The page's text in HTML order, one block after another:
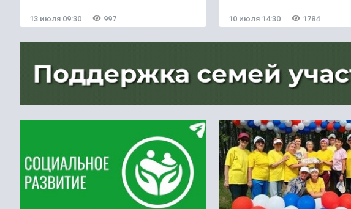
13 июля 09:30 997 10 июля 14:30 1784